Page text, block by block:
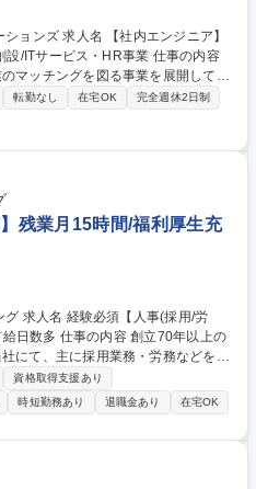
内エンジニア】
ービス・HR事業 仕事の内容
マッチングを図る事業を展開してい
な修正や開発テストと事務作業をお
関わっていただきます。 ■自社
トの保守、運用 ■社内システムの保
事務作業（例：DTP制作、名刺作
は…新たなWebサイト・サービス
ロントサイドまでフルスタックに担
業
転勤なし 在宅OK
完全週休2日制
残業月15時間/福利厚生充
/労
立70年以上の
にて、主に採用業務・労務などを担
働き方改革関連業務 ■経営企画■自社
作業■システム問い合わせ■システム
日数多
資格取得支援あり
時短勤務あり 退職金あり
在宅OK